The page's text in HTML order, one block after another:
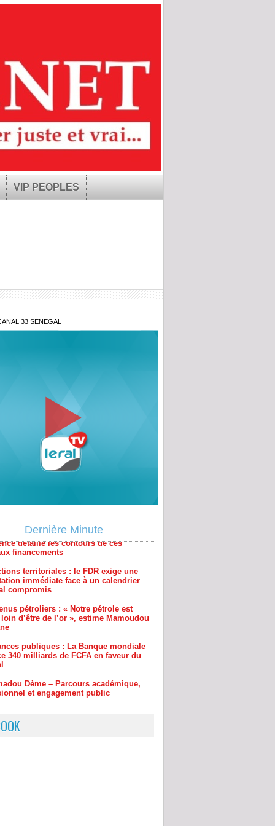
VIP PEOPLES
33 SENEGAL
Dernière Minute
de la Banque mondiale : la
compromis
pétroliers : « Notre pétrole est
d’être de l’or », estime Mamoudou
publiques : La Banque mondiale
340 milliards de FCFA en faveur du
Dème – Parcours académique,
et engagement public
des demandes d’explications :
salue le « recul » du ministre
Lamine Dianté